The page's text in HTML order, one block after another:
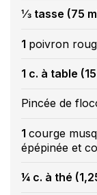
⅓ tasse (75
1 poivron
1 c. à table
Pincée de
1 courge
épépinée et
¼ c. à thé